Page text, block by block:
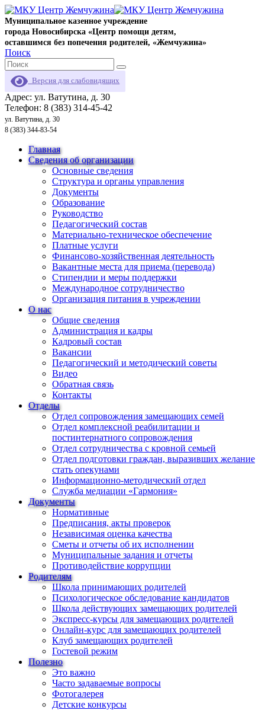
Муниципальное казенное учреждение
города Новосибирска «Центр помощи детям,
оставшимся без попечения родителей, «Жемчужина»
Поиск
Версия для слабовидящих
Адрес: ул. Ватутина, д. 30
Телефон: 8 (383) 314-45-42
ул. Ватутина, д. 30
8 (383) 344-83-54
Главная
Сведения об организации
Основные сведения
Структура и органы управления
Документы
Образование
Руководство
Педагогический состав
Материально-техническое обеспечение
Платные услуги
Финансово-хозяйственная деятельность
Вакантные места для приема (перевода)
Стипендии и меры поддержки
Международное сотрудничество
Организация питания в учреждении
О нас
Общие сведения
Администрация и кадры
Кадровый состав
Вакансии
Педагогический и методический советы
Видео
Обратная связь
Контакты
Отделы
Отдел сопровождения замещающих семей
Отдел комплексной реабилитации и
постинтернатного сопровождения
Отдел сотрудничества с кровной семьей
Отдел подготовки граждан, выразивших желание
стать опекунами
Информационно-методический отдел
Служба медиации «Гармония»
Документы
Нормативные
Предписания, акты проверок
Независимая оценка качества
Сметы и отчеты об их исполнении
Муниципальные задания и отчеты
Противодействие коррупции
Родителям
Школа принимающих родителей
Психологическое обследование кандидатов
Школа действующих замещающих родителей
Экспресс-курсы для замещающих родителей
Онлайн-курс для замещающих родителей
Клуб замещающих родителей
Гостевой режим
Полезно
Это важно
Часто задаваемые вопросы
Фотогалерея
Детские конкурсы